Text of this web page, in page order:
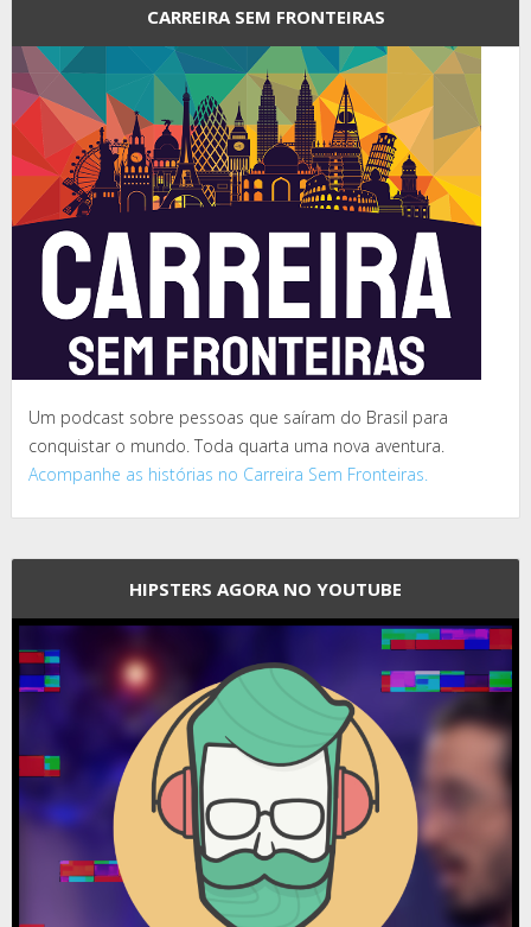
CARREIRA SEM FRONTEIRAS
Um podcast sobre pessoas que saíram do Brasil para
conquistar o mundo. Toda quarta uma nova aventura.
Acompanhe as histórias no Carreira Sem Fronteiras.
HIPSTERS AGORA NO YOUTUBE